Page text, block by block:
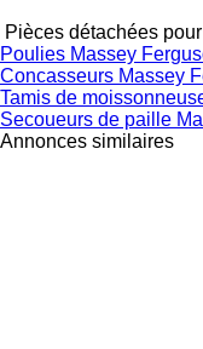
Pièces détachées
Poulies Massey
Concasseurs Massey
Tamis de
Secoueurs de paille
Annonces similaires